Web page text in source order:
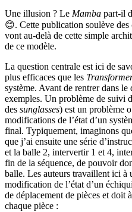
Une illusion ? Le Mamba part-il
😊. Cette publication soulève des
vont au-delà de cette simple
de ce modèle.
La question centrale est ici de
plus efficaces que les
système. Avant de rentrer dans
exemples. Un problème de suivi
des sunglasses) est un problème
modifications de l’état d’un
final. Typiquement, imaginons
que j’ai ensuite une série
et la balle 2, intervertir 1 et 4,
fin de la séquence, de pouvoir
balle. Les auteurs travaillent ici à
modification de l’état d’un
de déplacement de pièces et doit
chaque pièce :